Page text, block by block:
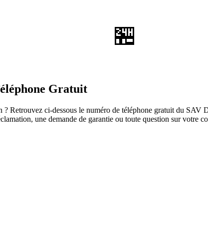
🏪
Gratuit
Retrouvez ci-dessous le numéro de téléphone gratuit du SAV
une demande de garantie ou toute question sur votre